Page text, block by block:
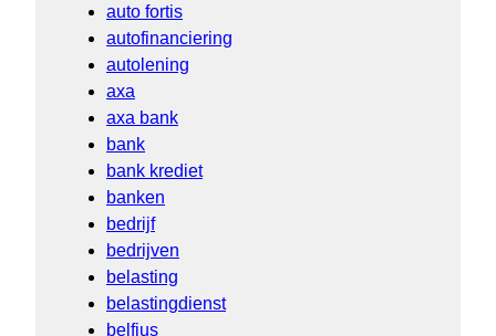
auto fortis
autofinanciering
autolening
axa
axa bank
bank
bank krediet
banken
bedrijf
bedrijven
belasting
belastingdienst
belfius